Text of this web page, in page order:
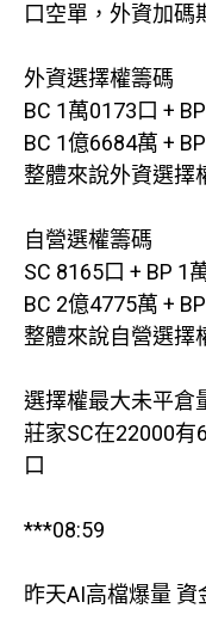
口空單，外資加碼
外資選擇權籌碼
BC 1萬0173口 +
BC 1億6684萬 +
整體來說外資選擇
自營選權籌碼
SC 8165口 + BP 1
BC 2億4775萬 +
整體來說自營選擇
選擇權最大未平倉
莊家SC在22000有
口
***08:59
昨天AI高檔爆量 資